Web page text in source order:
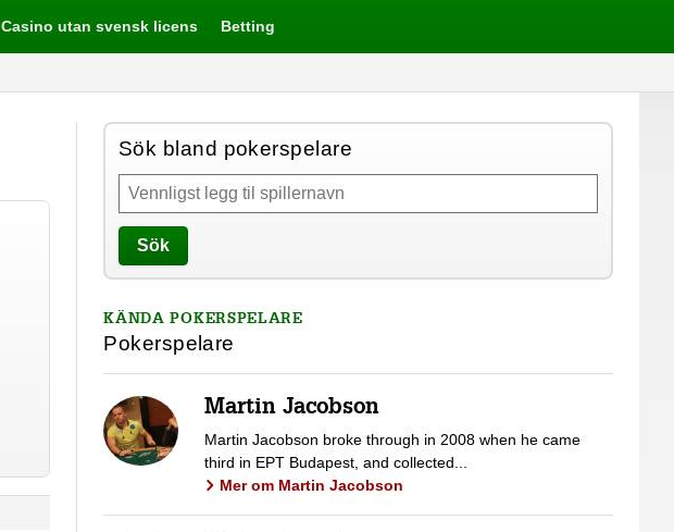
Casino utan svensk licens Betting
Sök bland pokerspelare
Sök
KÄNDA POKERSPELARE
Pokerspelare
Martin Jacobson
Martin Jacobson broke through in 2008 when he came
third in EPT Budapest, and collected...
Mer om Martin Jacobson